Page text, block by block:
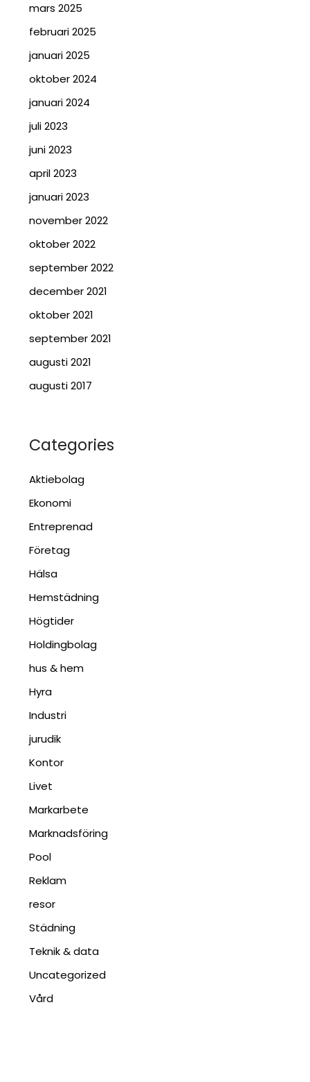
mars 2025
februari 2025
januari 2025
oktober 2024
januari 2024
juli 2023
juni 2023
april 2023
januari 2023
november 2022
oktober 2022
september 2022
december 2021
oktober 2021
september 2021
augusti 2021
augusti 2017
Categories
Aktiebolag
Ekonomi
Entreprenad
Företag
Hälsa
Hemstädning
Högtider
Holdingbolag
hus & hem
Hyra
Industri
jurudik
Kontor
Livet
Markarbete
Marknadsföring
Pool
Reklam
resor
Städning
Teknik & data
Uncategorized
Vård